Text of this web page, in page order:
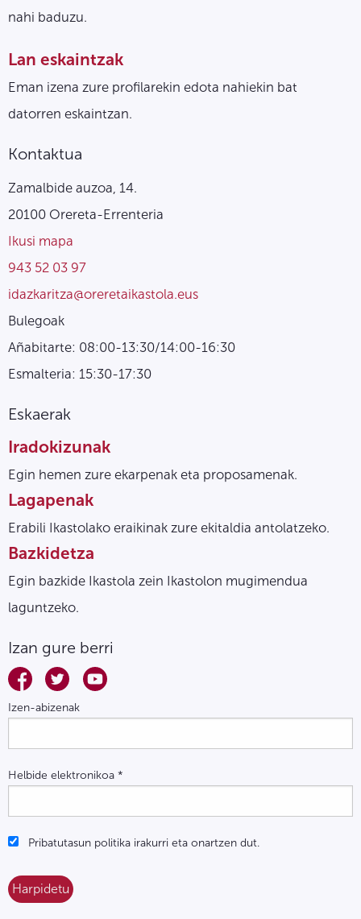
nahi baduzu.
Lan eskaintzak
Eman izena zure profilarekin edota nahiekin bat
datorren eskaintzan.
Kontaktua
Zamalbide auzoa, 14.
20100 Orereta-Errenteria
Ikusi mapa
943 52 03 97
idazkaritza@oreretaikastola.eus
Bulegoak
Añabitarte: 08:00-13:30/14:00-16:30
Esmalteria: 15:30-17:30
Eskaerak
Iradokizunak
Egin hemen zure ekarpenak eta proposamenak.
Lagapenak
Erabili Ikastolako eraikinak zure ekitaldia antolatzeko.
Bazkidetza
Egin bazkide Ikastola zein Ikastolon mugimendua
laguntzeko.
Izan gure berri
Izen-abizenak
Helbide elektronikoa *
Pribatutasun politika irakurri eta onartzen dut.